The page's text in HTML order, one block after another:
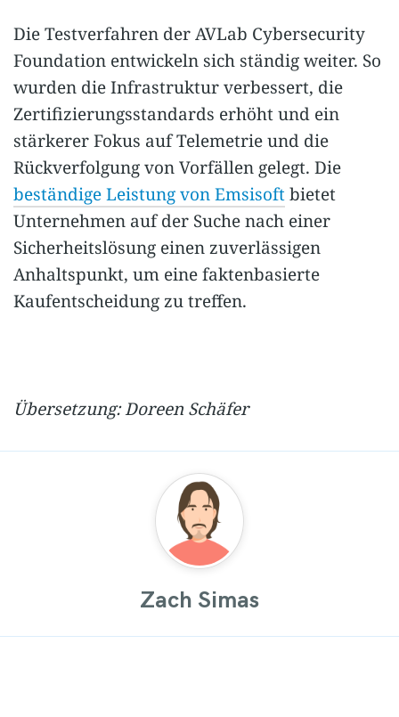
Die Testverfahren der AVLab Cybersecurity
Foundation entwickeln sich ständig weiter. So
wurden die Infrastruktur verbessert, die
Zertifizierungsstandards erhöht und ein
stärkerer Fokus auf Telemetrie und die
Rückverfolgung von Vorfällen gelegt. Die
beständige Leistung von Emsisoftbietet
Unternehmen auf der Suche nach einer
Sicherheitslösung einen zuverlässigen
Anhaltspunkt, um eine faktenbasierte
Kaufentscheidung zu treffen.
Übersetzung: Doreen Schäfer
Zach Simas